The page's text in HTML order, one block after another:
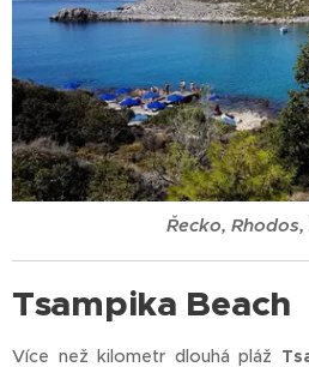
Řecko,
Tsampika Beach
Více než kilometr dlouhá pláž